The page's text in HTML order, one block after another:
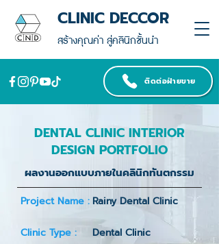
สร้างคุณค่า สู่คลินิกชั้นนำ
CLINIC DECCOR
ติดต่อฝ่ายขาย
DENTAL CLINIC INTERIOR
DESIGN PORTFOLIO
ผลงานออกแบบภายในคลินิกทันตกรรม
Project Name : Rainy Dental Clinic
Clinic Type :
Dental Clinic